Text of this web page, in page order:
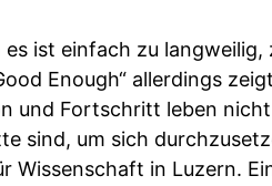
ist einfach zu
Enough“ allerdings
und Fortschritt leben
sind, um sich
Wissenschaft in Luzern.